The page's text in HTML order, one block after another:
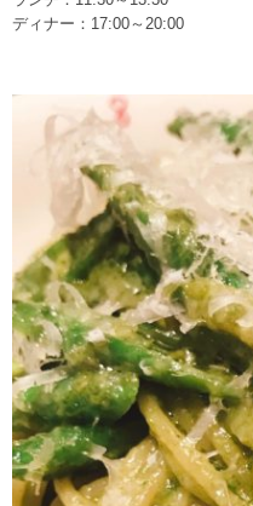
ディナー：17:00～20:00